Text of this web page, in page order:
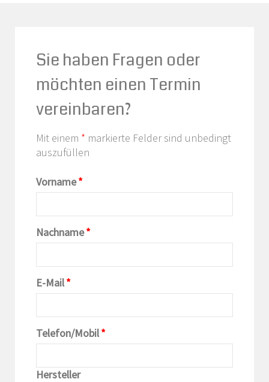
Sie haben Fragen oder
möchten einen Termin
vereinbaren?
Mit einem * markierte Felder sind unbedingt
auszufüllen
Vorname*
Nachname*
E-Mail*
Telefon/Mobil*
Hersteller